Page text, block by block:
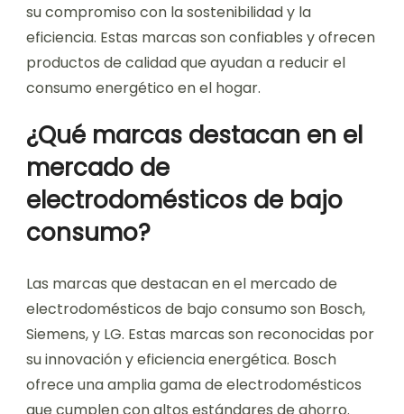
su compromiso con la sostenibilidad y la
eficiencia. Estas marcas son confiables y ofrecen
productos de calidad que ayudan a reducir el
consumo energético en el hogar.
¿Qué marcas destacan en el
mercado de
electrodomésticos de bajo
consumo?
Las marcas que destacan en el mercado de
electrodomésticos de bajo consumo son Bosch,
Siemens, y LG. Estas marcas son reconocidas por
su innovación y eficiencia energética. Bosch
ofrece una amplia gama de electrodomésticos
que cumplen con altos estándares de ahorro.